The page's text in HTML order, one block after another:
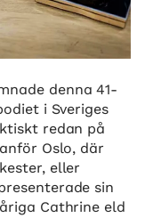
denna 41-
i Sveriges
redan på
Oslo, där
eller
sin
Cathrine eld